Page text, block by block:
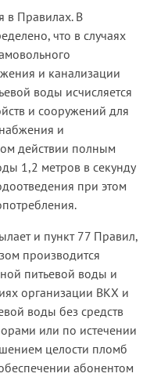
в Правилах. В
что в случаях
и канализации
воды исчисляется
и сооружений для
и
действии полным
1,2 метров в секунду
при этом
и пункт 77 Правил,
производится
питьевой воды и
организации ВКХ и
воды без средств
или по истечении
целости пломб
абонентом